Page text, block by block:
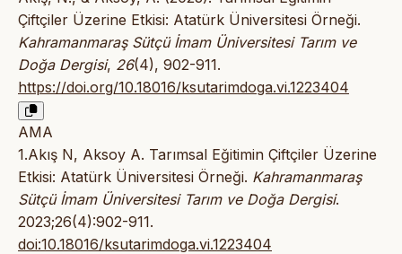
Çiftçiler Üzerine Etkisi: Atatürk Üniversitesi Örneği.
Kahramanmaraş Sütçü İmam Üniversitesi Tarım ve
Doğa Dergisi, 26(4), 902-911.
https://doi.org/10.18016/ksutarimdoga.vi.1223404
AMA
1.Akış N, Aksoy A. Tarımsal Eğitimin Çiftçiler Üzerine
Etkisi: Atatürk Üniversitesi Örneği. Kahramanmaraş
Sütçü İmam Üniversitesi Tarım ve Doğa Dergisi.
2023;26(4):902-911.
doi:10.18016/ksutarimdoga.vi.1223404